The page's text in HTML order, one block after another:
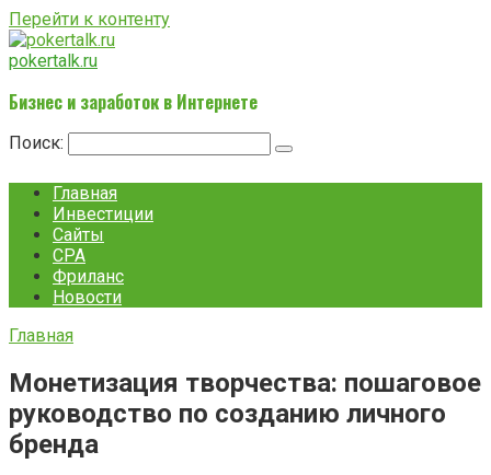
Перейти к контенту
pokertalk.ru
Бизнес и заработок в Интернете
Поиск:
Главная
Инвестиции
Сайты
CPA
Фриланс
Новости
Главная
Монетизация творчества: пошаговое
руководство по созданию личного
бренда